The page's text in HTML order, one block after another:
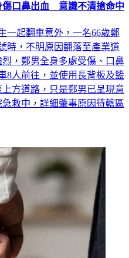
傷口鼻出血 意識不清搶命中
一起翻車意外，一名66歲鄭
時，不明原因翻落至產業道
，鄭男全身多處受傷、口鼻
8人前往，並使用長背板及籃
方道路，只是鄭男已呈現意
救中，詳細肇事原因待轄區